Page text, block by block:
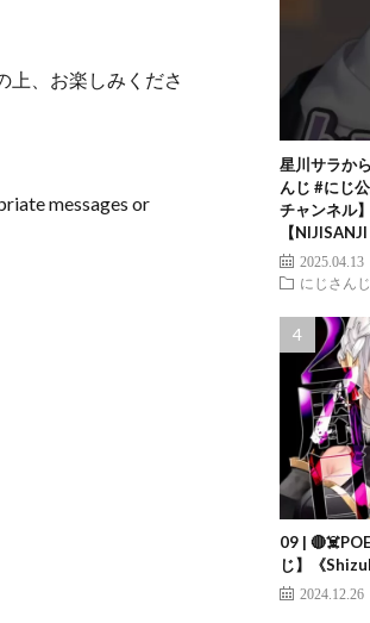
上、お楽しみくださ
messages or
星川サラか
んじ #にじ
チャンネル
【
2025.04.13
にじさん
09 |
じ】《
2024.12.26